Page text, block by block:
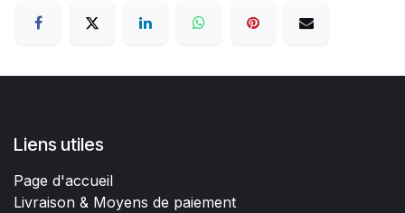
Liens utiles
Page d'accueil
Livraison & Moyens de paiement